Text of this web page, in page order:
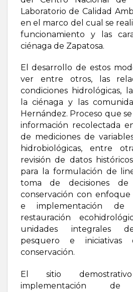
Laboratorio de Calidad
en el marco del cual se
funcionamiento y las
ciénaga de Zapatosa.
El desarrollo de estos
ver entre otros, las
condiciones hidrológicas,
la ciénaga y las
Hernández. Proceso que
información recolectada
de mediciones de
hidrobiológicas, entre
revisión de datos
para la formulación de
toma de decisiones
conservación con enfoque
e implementación de
restauración
unidades integrales
pesquero e iniciativas
conservación.
El sitio
implementación de